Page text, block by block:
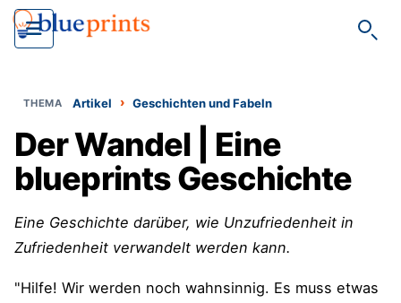
Artikel › Geschichten und Fabeln
Der Wandel | Eine
blueprints Geschichte
Eine Geschichte darüber, wie Unzufriedenheit in
Zufriedenheit verwandelt werden kann.
"Hilfe! Wir werden noch wahnsinnig. Es muss etwas